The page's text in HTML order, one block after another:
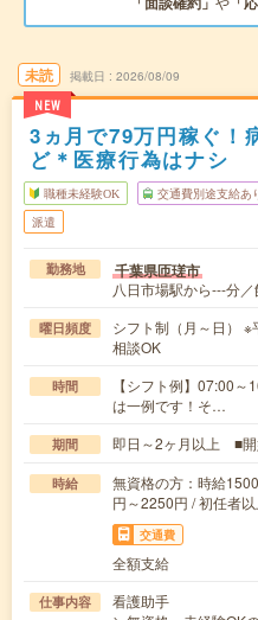
未読
NEW
掲載日 2026/08/09
3ヵ月で79万円稼ぐ！
ど＊医療行為はナシ
職種未経験OK 交通費別途支給あ
派遣
勤務地 千葉県匝瑳市
八日市場駅から---分
曜日頻度
シフト制（月～日）
相談OK
時間
【シフト例】07:00
は一例です！そ…
期間 即日～2ヶ月以上 ■開
時給
無資格の方：時給
円～2250円 / 初任者
交通費
全額支給
仕事内容
看護助手